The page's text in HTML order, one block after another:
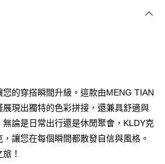
的穿搭瞬間升級。這款由MENG TIAN
現出獨特的色彩拼接，還兼具舒適與
論是日常出行還是休閒聚會，KLDY克
讓您在每個瞬間都散發自信與風格。
！